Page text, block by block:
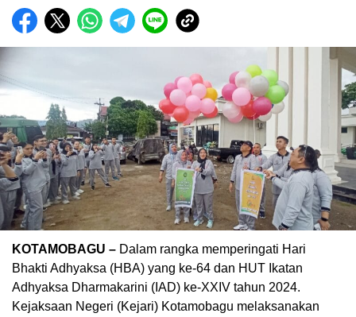
KOTAMOBAGU – Dalam rangka memperingati Hari
Bhakti Adhyaksa (HBA) yang ke-64 dan HUT Ikatan
Adhyaksa Dharmakarini (IAD) ke-XXIV tahun 2024.
Kejaksaan Negeri (Kejari) Kotamobagu melaksanakan